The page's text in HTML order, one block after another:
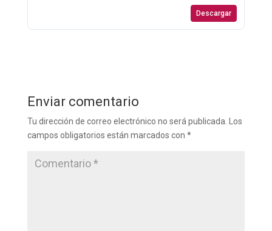
Descargar
Enviar comentario
Tu dirección de correo electrónico no será publicada.
Los
campos obligatorios están marcados con *